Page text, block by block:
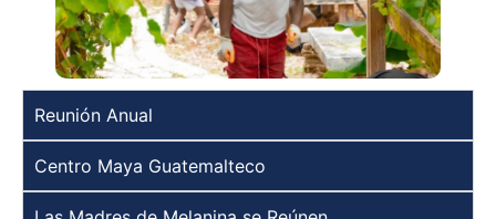
Reunión Anual
Centro Maya Guatemalteco